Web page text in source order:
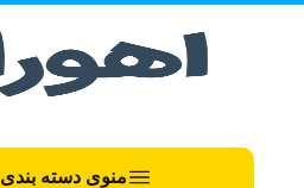
منوی دسته بندی